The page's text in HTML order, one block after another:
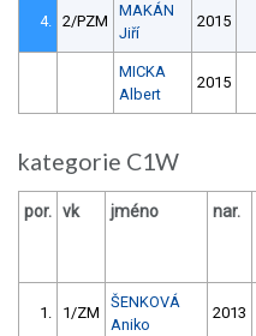
4. 2/PZM
MAKÁN
Jiří
2015
MICKA
Albert
2015
kategorie C1W
por. vk jméno nar.
1. 1/ZM
ŠENKOVÁ
Aniko
2013